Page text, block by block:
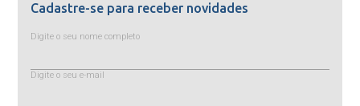
Cadastre-se para receber novidades
Digite o seu nome completo
Digite o seu e-mail